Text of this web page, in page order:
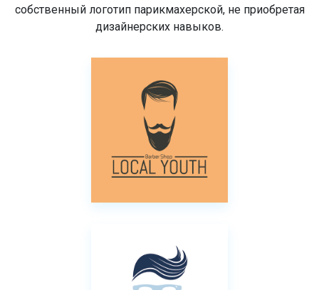
собственный логотип парикмахерской, не приобретая
дизайнерских навыков.